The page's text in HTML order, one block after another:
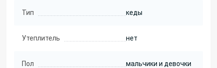
Тип кеды
Утеплитель нет
Пол мальчики и девочки